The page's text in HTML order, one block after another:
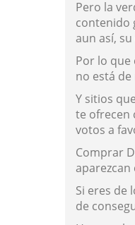
Pero la
contenido
aun así,
Por lo que
no está
Y sitios
te ofrecen
votos a
Comprar
Si eres de
de